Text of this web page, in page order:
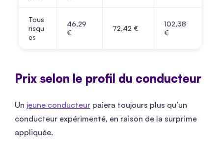
Tous
risqu
es
46,29
€
72,42 €
102,38
€
Prix selon le profil du conducteur
Un jeune conducteur paiera toujours plus qu’un
conducteur expérimenté, en raison de la surprime
appliquée.